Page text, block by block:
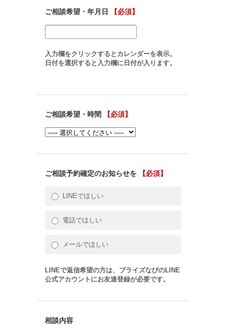
ご相談希望・年月日 【必須】
入力欄をクリックするとカレンダーを表示。
日付を選択すると入力欄に日付が入ります。
ご相談希望・時間 【必須】
ご相談予約確定のお知らせを 【必須】
LINEでほしい
電話でほしい
メールでほしい
LINEで返信希望の方は、ブライズなびのLINE
公式アカウントにお友達登録が必要です。
相談内容